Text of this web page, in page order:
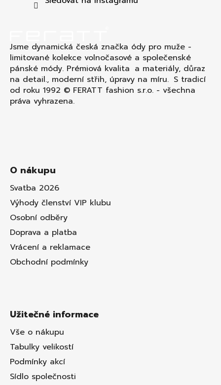
Jsme dynamická česká značka ódy pro muže -
limitované kolekce volnočasové a společenské
pánské módy. Prémiová kvalita a materiály, důraz
na detail., moderní střih, úpravy na míru. S tradicí
od roku 1992 © FERATT fashion s.r.o. - všechna
práva vyhrazena.
O nákupu
Svatba 2026
Výhody členství VIP klubu
Osobní odběry
Doprava a platba
Vrácení a reklamace
Obchodní podmínky
Užitečné informace
Vše o nákupu
Tabulky velikostí
Podmínky akcí
Sídlo společnosti